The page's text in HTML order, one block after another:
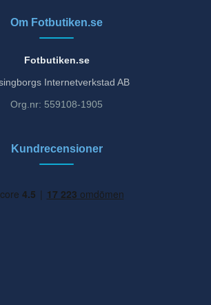
Om Fotbutiken.se
Fotbutiken.se
Internetverkstad AB
Org.nr: 559108-1905
Kundrecensioner